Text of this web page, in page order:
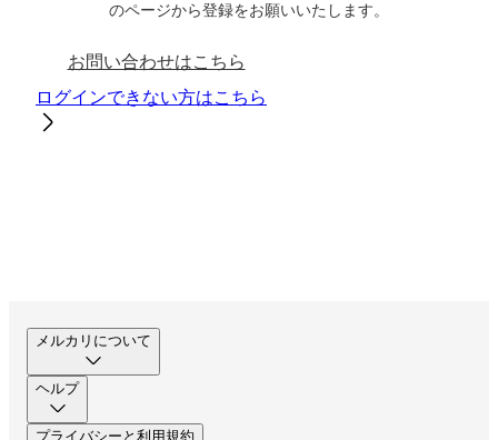
のページから登録をお願いいたします。
お問い合わせはこちら
ログインできない方はこちら
メルカリについて
ヘルプ
プライバシーと利用規約